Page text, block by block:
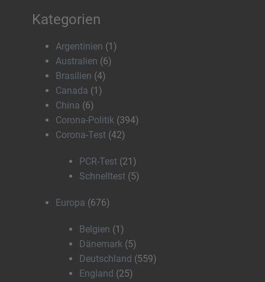
Kategorien
Argentinien (1)
Australien (6)
Brasilien (4)
Canada (1)
China (6)
Corona-Politik (394)
Corona-Test (42)
PCR-Test (21)
Schnelltest (5)
Europa (676)
Belgien (1)
Dänemark (5)
Deutschland (559)
England (25)